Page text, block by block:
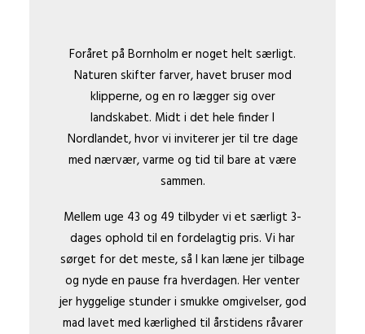
Foråret på Bornholm er noget helt særligt.
Naturen skifter farver, havet bruser mod
klipperne, og en ro lægger sig over
landskabet. Midt i det hele finder I
Nordlandet, hvor vi inviterer jer til tre dage
med nærvær, varme og tid til bare at være
sammen.
Mellem uge 43 og 49 tilbyder vi et særligt 3-
dages ophold til en fordelagtig pris. Vi har
sørget for det meste, så I kan læne jer tilbage
og nyde en pause fra hverdagen. Her venter
jer hyggelige stunder i smukke omgivelser, god
mad lavet med kærlighed til årstidens råvarer